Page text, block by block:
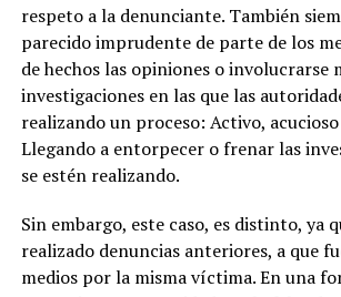
respeto a la denunciante. También
parecido imprudente de parte de los
de hechos las opiniones o involucrarse
investigaciones en las que las
realizando un proceso: Activo,
Llegando a entorpecer o frenar las
se estén realizando.
Sin embargo, este caso, es distinto, ya
realizado denuncias anteriores, a que
medios por la misma víctima. En una